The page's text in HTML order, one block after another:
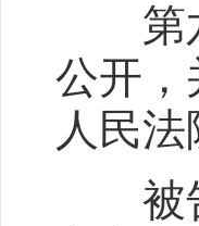
第六
公开，
人民法
被告